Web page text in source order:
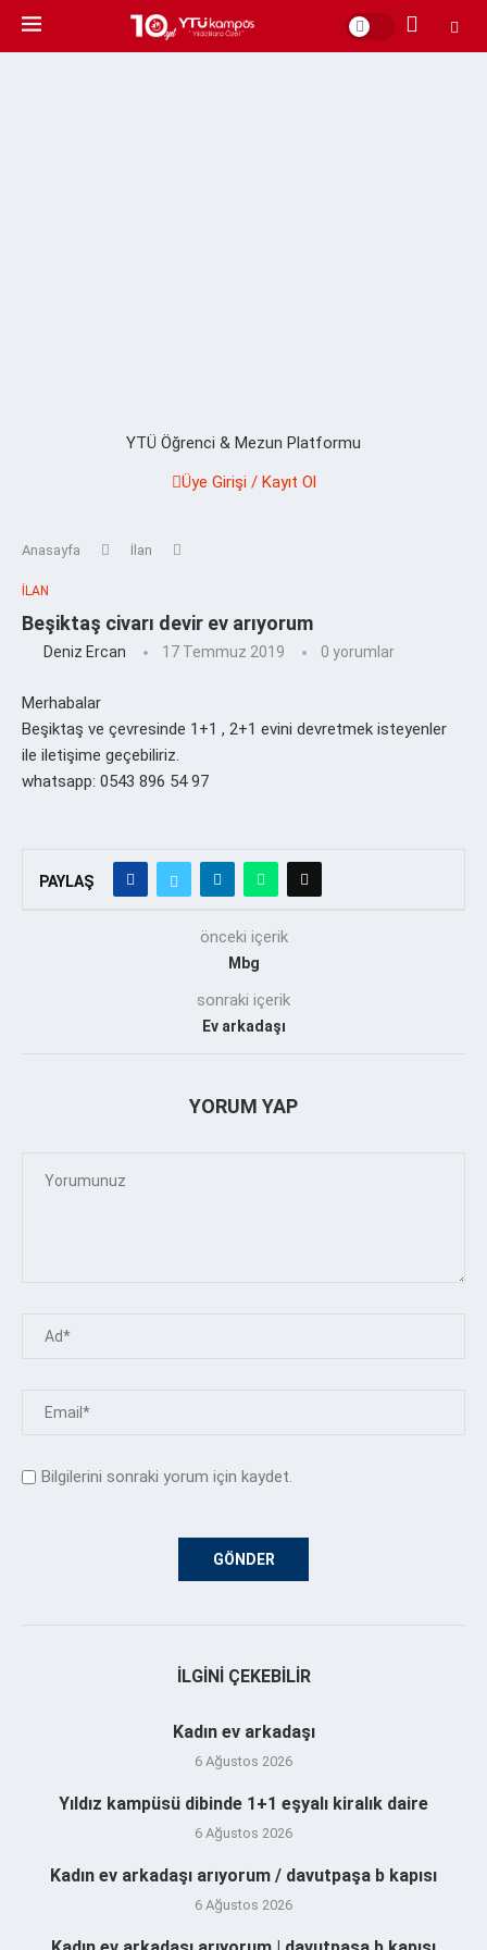
YTÜ Öğrenci & Mezun Platformu
Üye Girişi / Kayıt Ol
Anasayfa İlan
İLAN
Beşiktaş civarı devir ev arıyorum
Deniz Ercan 17 Temmuz 2019 0 yorumlar
Merhabalar
Beşiktaş ve çevresinde 1+1 , 2+1 evini devretmek isteyenler
ile iletişime geçebiliriz.
whatsapp: 0543 896 54 97
PAYLAŞ
önceki içerik
Mbg
sonraki içerik
Ev arkadaşı
YORUM YAP
Bilgilerini sonraki yorum için kaydet.
İLGINI ÇEKEBILIR
Kadın ev arkadaşı
6 Ağustos 2026
Yıldız kampüsü dibinde 1+1 eşyalı kiralık daire
6 Ağustos 2026
Kadın ev arkadaşı arıyorum / davutpaşa b kapısı
6 Ağustos 2026